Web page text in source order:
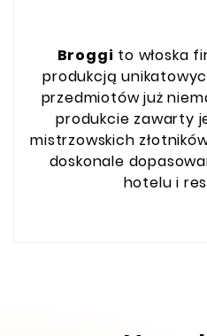
Broggi to włoska
produkcją
przedmiotów już
produkcie zawarty
mistrzowskich
doskonale
hotelu i